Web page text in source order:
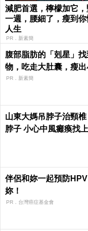
減肥首選，檸檬加它
一週，腰細了，瘦到
人生
PR．新素簡
腹部脂肪的「剋星」
物，吃走大肚囊，瘦
PR．新素簡
山東大媽吊脖子治頸
脖子 小心中風癱瘓找
伴侶和妳一起預防
妳！
PR．台灣癌症基金會